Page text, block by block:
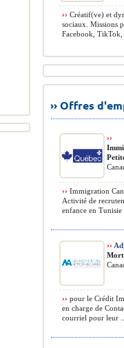
›› Créatif(ve) et
sociaux. Missions
Facebook,
›› Offres
››
›› Immigration
Activité de
enfance en
››
›› pour le Crédit
en charge de
courriel pour leur